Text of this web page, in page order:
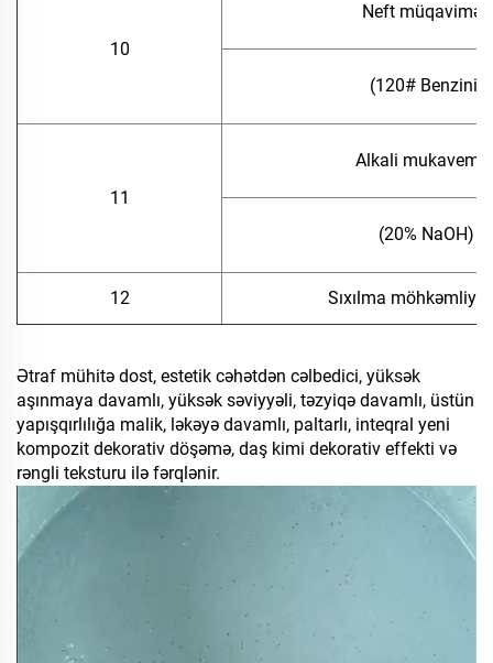
10
Neft müqaviməti
(120# Benzini)
11
Alkali
(20% NaOH)
12 Sıxılma möhkəmliyi,
Ətraf mühitə dost, estetik cəhətdən cəlbedici, yüksək
aşınmaya davamlı, yüksək səviyyəli, təzyiqə davamlı, üstün
yapışqırlılığa malik, ləkəyə davamlı, paltarlı, inteqral yeni
kompozit dekorativ döşəmə, daş kimi dekorativ effekti və
rəngli teksturu ilə fərqlənir.